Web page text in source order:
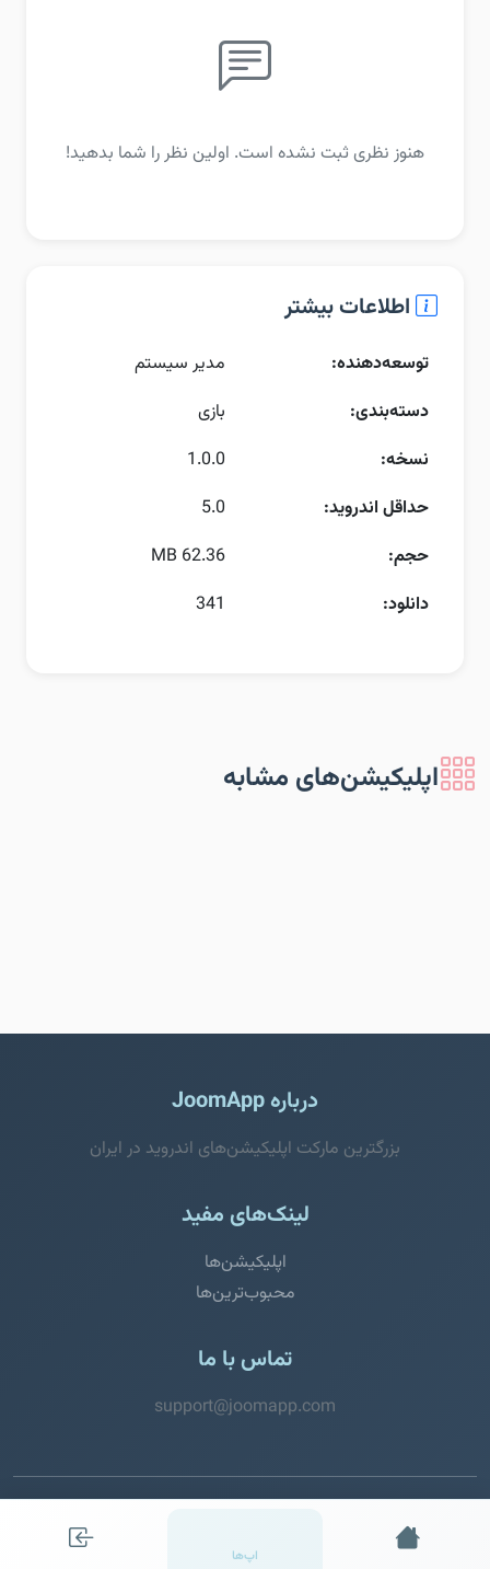
هنوز نظری ثبت نشده است. اولین نظر را شما بدهید!
اطلاعات بیشتر
توسعه‌دهنده:
مدیر سیستم
دسته‌بندی:
بازی
نسخه:
1.0.0
حداقل اندروید:
5.0
حجم:
62.36 MB
دانلود:
341
اپلیکیشن‌های مشابه
درباره JoomApp
بزرگترین مارکت اپلیکیشن‌های اندروید در ایران
لینک‌های مفید
اپلیکیشن‌ها
محبوب‌ترین‌ها
تماس با ما
support@joomapp.com
© 2026 JoomApp. تمامی حقوق محفوظ است.
اپ‌ها